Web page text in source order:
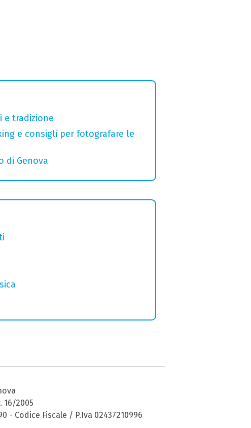
e tradizione
e consigli per fotografare le
di Genova
16/2005
- Codice Fiscale / P.Iva 02437210996